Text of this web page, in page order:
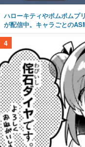
ハローキティやポムポムプ
が配信中。キャラごとの
4